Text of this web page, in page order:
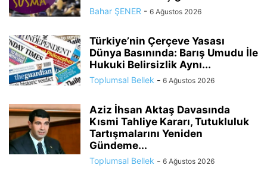
Bahar ŞENER - 6 Ağustos 2026
Türkiye’nin Çerçeve Yasası
Dünya Basınında: Barış Umudu İle
Hukuki Belirsizlik Aynı...
Toplumsal Bellek - 6 Ağustos 2026
Aziz İhsan Aktaş Davasında
Kısmi Tahliye Kararı, Tutukluluk
Tartışmalarını Yeniden
Gündeme...
Toplumsal Bellek - 6 Ağustos 2026